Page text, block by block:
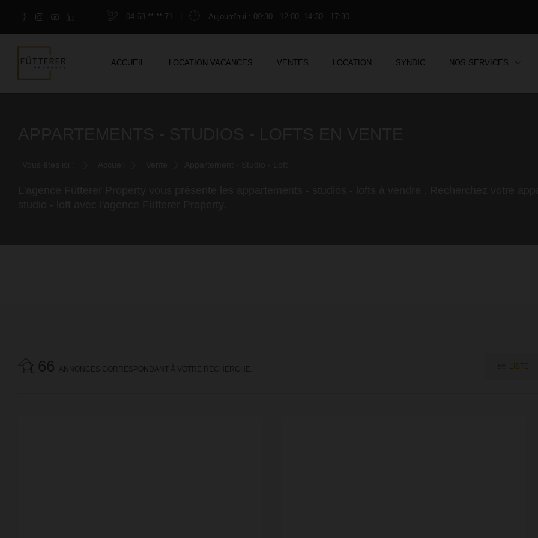
04.68.**.**.71 Aujourd'hui : 09:30 - 12:00, 14:30 - 17:30
ACCUEIL LOCATION VACANCES VENTES LOCATION SYNDIC NOS SERVICES
66 ANNONCES CORRESPONDANT À VOTRE RECHERCHE. LISTE